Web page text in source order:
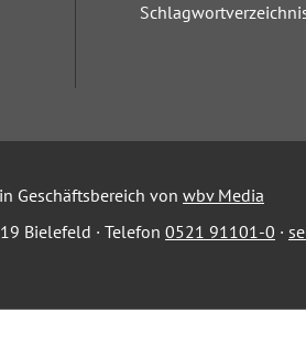
Geschäftsbereich von wbv Media
Bielefeld · Telefon 0521 91101-0 ·